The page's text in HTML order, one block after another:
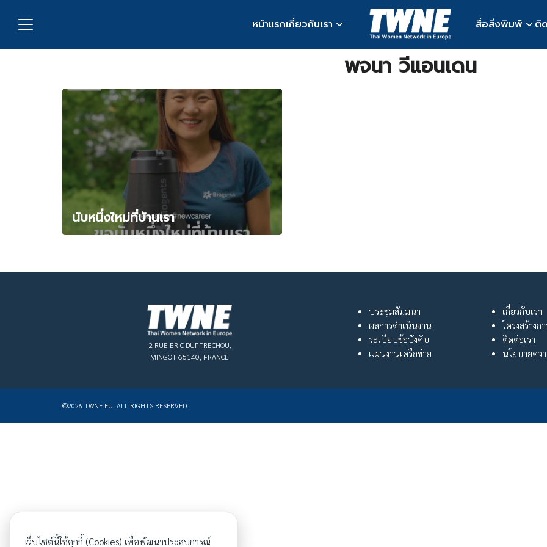
หน้าแรกเกี่ยวกับเรา สื่อสิ่งพิมพ์ ติ
พจนา วีแอนเดน
นับหนึ่งใหม่ที่บ้านเรา
2 RUE ERIC DUFFRECHOU,
MINGOT 65140, FRANCE
ประชุมสัมมนา
ผลการดำเนินงาน
ระเบียบข้อบังคับ
แผนงานเครือข่าย
เกี่ยวกับเรา
โครงสร้างก
ติดต่อเรา
นโยบายคว
©2026 TWNE.EU. ALL RIGHTS RESERVED.
เว็บไซต์นี้ใช้คุกกี้ (Cookies) เพื่อพัฒนาประสบการณ์